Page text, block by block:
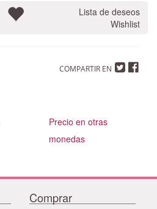
Lista de deseos
Wishlist
COMPARTIR EN
Precio en otras
monedas
Comprar